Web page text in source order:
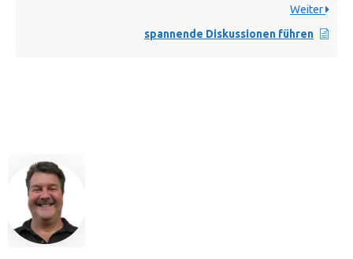
Weiter
spannende Diskussionen führen